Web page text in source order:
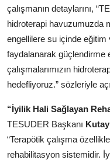
çalışmanın detaylarını,
hidroterapi havuzumuzda
engellilere su içinde
faydalanarak güçlendirme
çalışmalarımızın
hedefliyoruz.” sözleriyle
“İyilik Hali Sağlayan
TESUDER Başkanı
“Terapötik çalışma
rehabilitasyon sistemidir.